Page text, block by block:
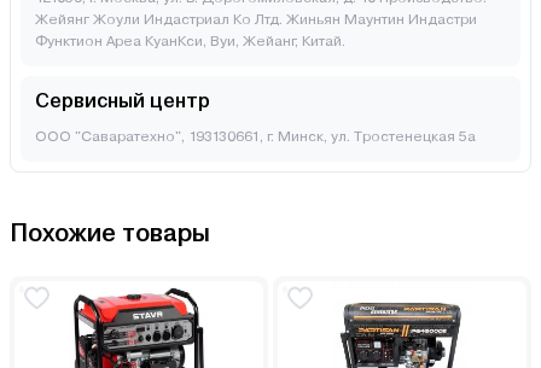
Жейянг Жоули Индастриал Ко Лтд. Жиньян Маунтин Индастри
Функтион Ареа КуанКси, Вуи, Жейанг, Китай.
Сервисный центр
ООО "Саваратехно", 193130661, г. Минск, ул. Тростенецкая 5а
Похожие товары